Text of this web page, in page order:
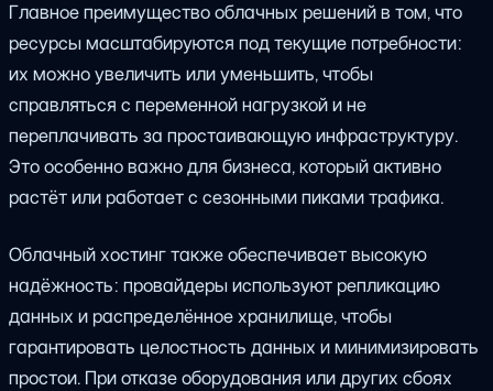
Главное преимущество облачных решений в том, что
ресурсы масштабируются под текущие потребности:
их можно увеличить или уменьшить, чтобы
справляться с переменной нагрузкой и не
переплачивать за простаивающую инфраструктуру.
Это особенно важно для бизнеса, который активно
растёт или работает с сезонными пиками трафика.
Облачный хостинг также обеспечивает высокую
надёжность: провайдеры используют репликацию
данных и распределённое хранилище, чтобы
гарантировать целостность данных и минимизировать
простои. При отказе оборудования или других сбоях